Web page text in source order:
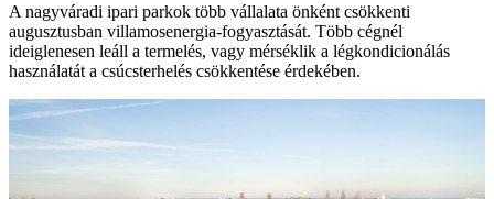
A nagyváradi ipari parkok több vállalata önként csökkenti
augusztusban villamosenergia-fogyasztását. Több cégnél
ideiglenesen leáll a termelés, vagy mérséklik a légkondicionálás
használatát a csúcsterhelés csökkentése érdekében.